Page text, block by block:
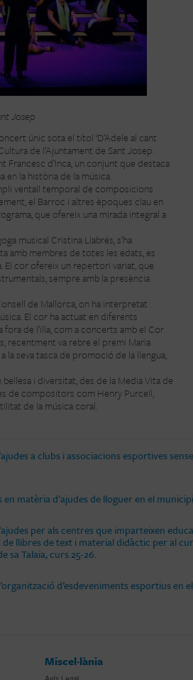
Josep
únic sota el títol ‘D’Adele al cant
de l’Ajuntament de Sant Josep.
d’Inca, un conjunt que destaca
en la història de la música.
ventall temporal de composicions
el Barroc i altres èpoques clau en
que ofereix una mirada integral a
musical Cristina Llabrés, s’ha
amb membres de totes les edats, es
El cor ofereix un repertori variat, que
sempre amb la presència
de Mallorca, on ha interpretat
El cor ha actuat en diferents
de l’illa, com a concerts amb el Cor
recentment va rebre el premi Maria
la seva tasca de promoció de la llengua,
bellesa i diversitat, des de la Media Vita de
de compositors com Henry Purcell,
de la música coral.
a clubs i associacions esportives
matèria d’ajudes de lloguer en el
per als centres que imparteixen
llibres de text i material didàctic per al
sa Talaia, curs 25-26.
d’esdeveniments esportius en
Miscel·lània